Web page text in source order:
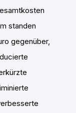
standen
gegenüber,